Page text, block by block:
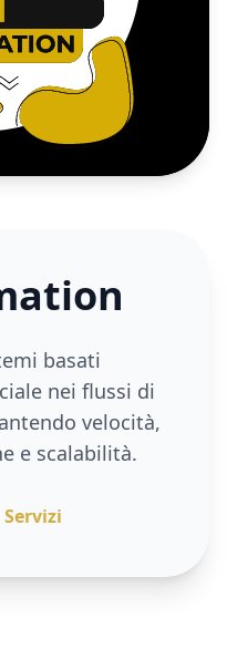
basati
nei flussi di
velocità,
e scalabilità.